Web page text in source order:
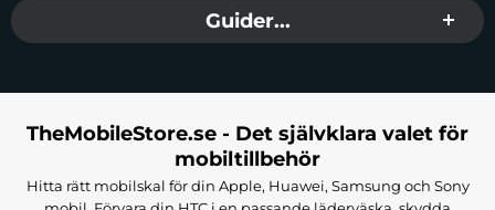
Guider...
TheMobileStore.se - Det självklara valet för
mobiltillbehör
Hitta rätt mobilskal för din Apple, Huawei, Samsung och Sony